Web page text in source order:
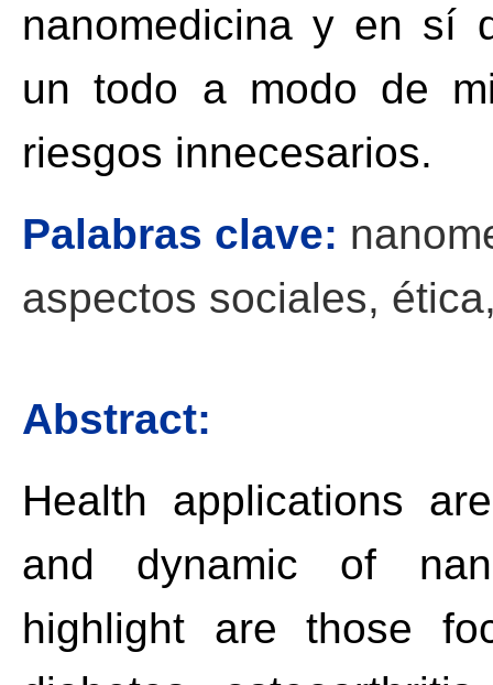
nanomedicina y en sí
un todo a modo de
riesgos innecesarios.
Palabras clave:
aspectos sociales,
Abstract:
Health applications
and dynamic of
highlight are those